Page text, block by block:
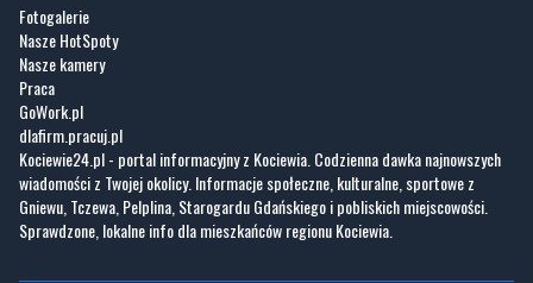
Fotogalerie
Nasze HotSpoty
Nasze kamery
Praca
GoWork.pl
dlafirm.pracuj.pl
Kociewie24.pl - portal informacyjny z Kociewia. Codzienna dawka najnowszych
wiadomości z Twojej okolicy. Informacje społeczne, kulturalne, sportowe z
Gniewu, Tczewa, Pelplina, Starogardu Gdańskiego i pobliskich miejscowości.
Sprawdzone, lokalne info dla mieszkańców regionu Kociewia.